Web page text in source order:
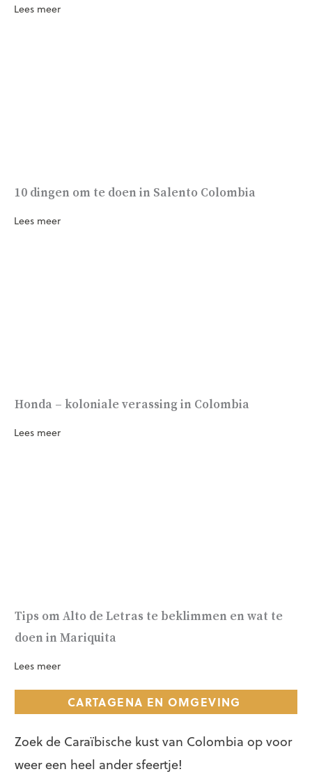
Lees meer
10 dingen om te doen in Salento Colombia
Lees meer
Honda – koloniale verassing in Colombia
Lees meer
Tips om Alto de Letras te beklimmen en wat te
doen in Mariquita
Lees meer
CARTAGENA EN OMGEVING
Zoek de Caraïbische kust van Colombia op voor
weer een heel ander sfeertje!